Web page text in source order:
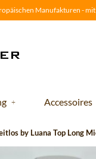
Manufakturen -
Accessoires
by Luana Top Long